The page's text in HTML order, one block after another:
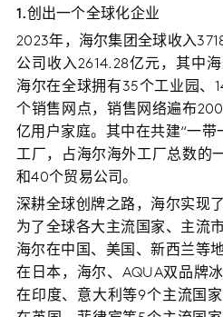
1.创出一个全球化企业
2023年，海尔集团全球收入
公司收入2614.28亿元，其中
海尔在全球拥有35个工业园、
个销售网点，销售网络遍布
亿用户家庭。其中在共建“一带
工厂，占海尔海外工厂总数的
和40个贸易公司。
深耕全球创牌之路，海尔实现
为了全球各大主流国家、主流
海尔在中国、美国、新西兰等
在日本，海尔、AQUA双品牌
在印度、意大利等9个主流国